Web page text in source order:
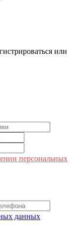
или
персональных
данных